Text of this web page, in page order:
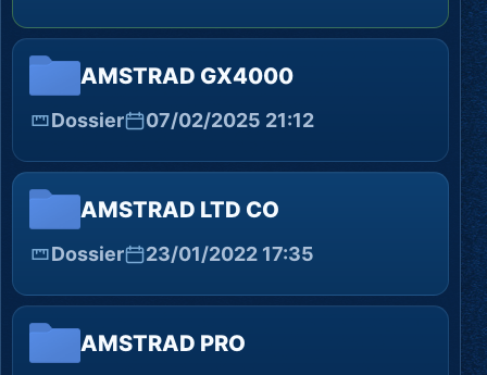
AMSTRAD GX4000
Dossier 07/02/2025 21:12
AMSTRAD LTD CO
Dossier 23/01/2022 17:35
AMSTRAD PRO